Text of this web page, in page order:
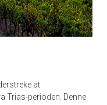
at
Trias-perioden. Denne